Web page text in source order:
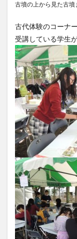
古墳の上から見た古墳
古代体験のコーナ
受講している学生